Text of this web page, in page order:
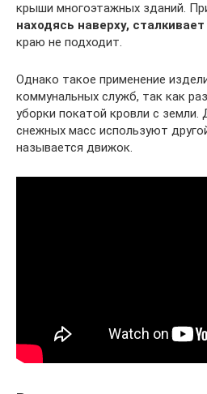
крыши многоэтажных зданий.
находясь наверху,
краю не подходит.
Однако такое применение
коммунальных служб, так как
уборки покатой кровли с земли.
снежных масс используют
называется движок.